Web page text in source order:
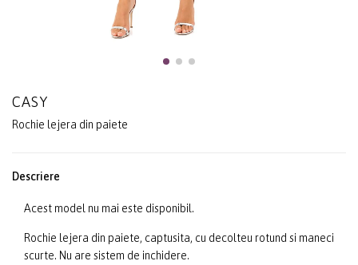
CASY
Rochie lejera din paiete
Descriere
Acest model nu mai este disponibil.
Rochie lejera din paiete, captusita, cu decolteu rotund si maneci
scurte. Nu are sistem de inchidere.